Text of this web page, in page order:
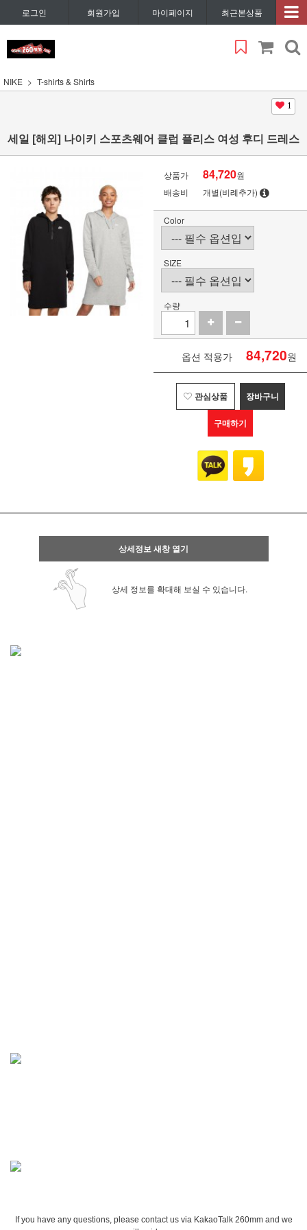
로그인 회원가입 마이페이지 최근본상품
NIKE T-shirts & Shirts
1
세일 [해외] 나이키 스포츠웨어 클럽 플리스 여성 후디 드레스
상품가 84,720원
배송비
개별(비례추가)
Color
SIZE
수량
옵션 적용가 84,720원
관심상품 장바구니
구매하기
상세정보 새창 열기
상세 정보를 확대해 보실 수 있습니다.
If you have any questions, please contact us via KakaoTalk 260mm and we